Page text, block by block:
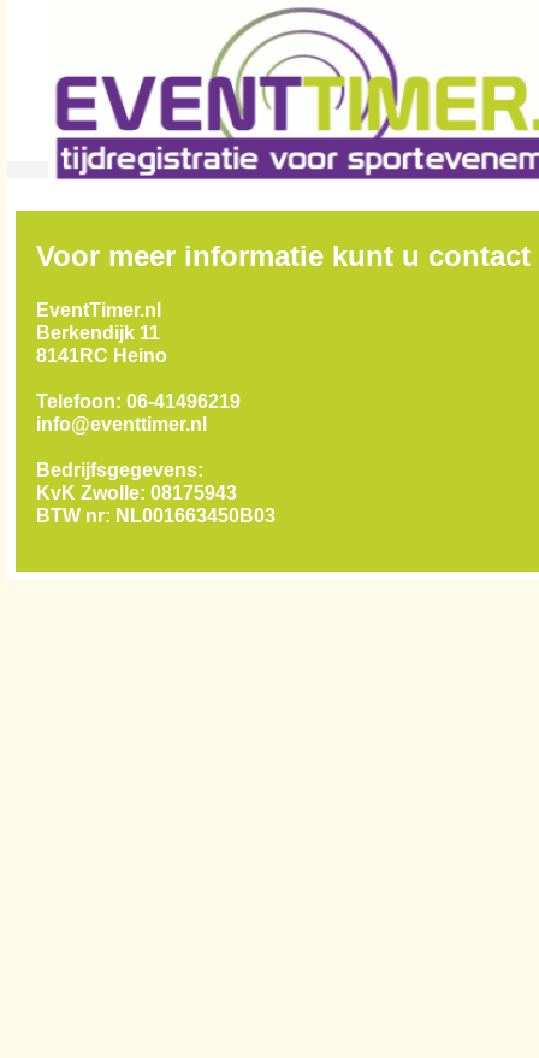
Voor meer informatie kunt u
EventTimer.nl
Berkendijk 11
8141RC Heino
Telefoon: 06-41496219
info@eventtimer.nl
Bedrijfsgegevens:
KvK Zwolle: 08175943
BTW nr: NL001663450B03